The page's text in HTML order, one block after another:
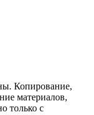
Копирование,
материалов,
только с